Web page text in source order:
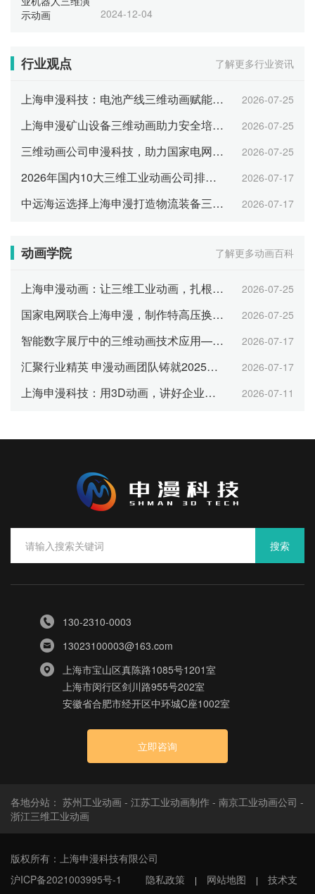
2024-12-04
行业观点 了解更多行业资讯
上海申漫科技：电池产线三维动画赋能产业招商 2026-07-25
上海申漫矿山设备三维动画助力安全培训与智能展示 2026-07-25
三维动画公司申漫科技，助力国家电网数字化运维可视化 2026-07-25
2026年国内10大三维工业动画公司排名 综合实力TOP10 2026-07-17
中远海运选择上海申漫打造物流装备三维工业动画 2026-07-17
动画学院 了解更多动画百科
上海申漫动画：让三维工业动画，扎根企业日常运营每一环 2026-07-25
国家电网联合上海申漫，制作特高压换流站三维动画 2026-07-25
智能数字展厅中的三维动画技术应用——以上海申漫科技为例 2026-07-17
汇聚行业精英 申漫动画团队铸就2025年行业大奖 2026-07-17
上海申漫科技：用3D动画，讲好企业品牌与产品故事 2026-07-11
搜索
130-2310-0003
13023100003@163.com
上海市宝山区真陈路1085号1201室
上海市闵行区剑川路955号202室
安徽省合肥市经开区中环城C座1002室
立即咨询
各地分站： 苏州工业动画 - 江苏工业动画制作 - 南京工业动画公司 -
浙江三维工业动画
版权所有：上海申漫科技有限公司
沪ICP备2021003995号-1
隐私政策 | 网站地图 |
技术支